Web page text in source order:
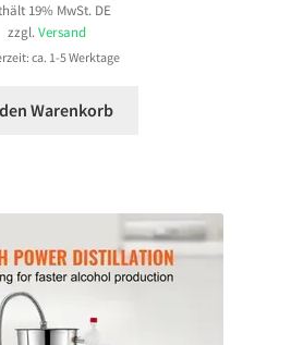
19% MwSt. DE
zzgl.Versand
ca. 1-5 Werktage
Warenkorb